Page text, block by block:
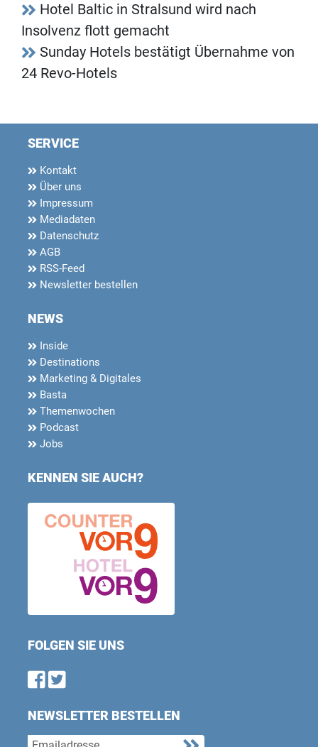
Hotel Baltic in Stralsund wird nach
Insolvenz flott gemacht
Sunday Hotels bestätigt Übernahme von
24 Revo-Hotels
SERVICE
Kontakt
Über uns
Impressum
Mediadaten
Datenschutz
AGB
RSS-Feed
Newsletter bestellen
NEWS
Inside
Destinations
Marketing & Digitales
Basta
Themenwochen
Podcast
Jobs
KENNEN SIE AUCH?
FOLGEN SIE UNS
Find us on Facebook
Follow us on Twitter
NEWSLETTER BESTELLEN